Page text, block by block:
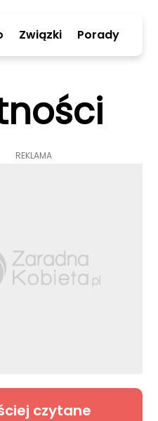
Związki Porady
REKLAMA
czytane